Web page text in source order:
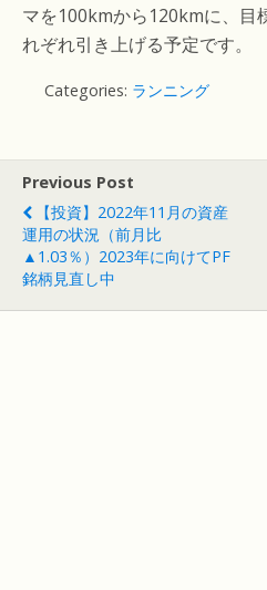
マを100kmから120kmに、目
れぞれ引き上げる予定です。
Categories: ランニング
Previous Post
【投資】2022年11月の資産
運用の状況（前月比
▲1.03％）2023年に向けてPF
銘柄見直し中